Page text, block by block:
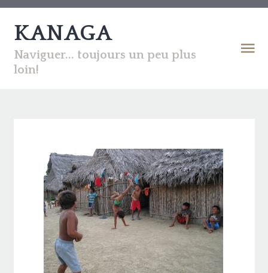
KANAGA
Naviguer... toujours un peu plus
loin!